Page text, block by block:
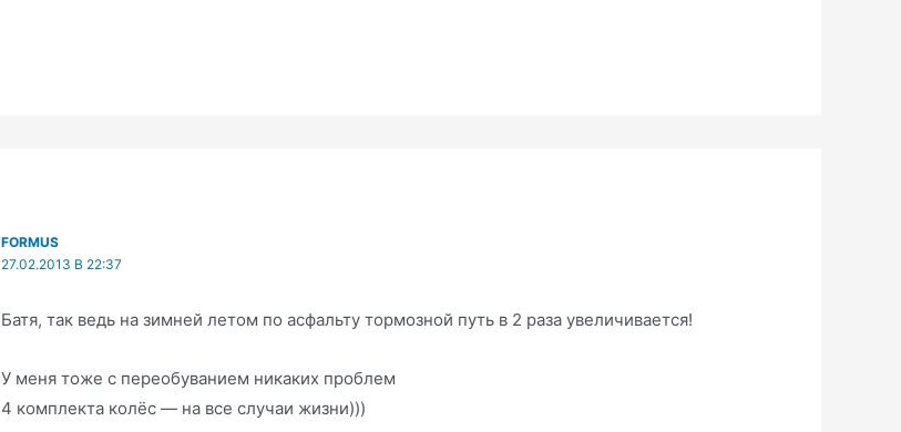
FORMUS
27.02.2013 В 22:37
Батя, так ведь на зимней летом по асфальту тормозной путь в 2 раза увеличивается!
У меня тоже с переобуванием никаких проблем
4 комплекта колёс — на все случаи жизни)))